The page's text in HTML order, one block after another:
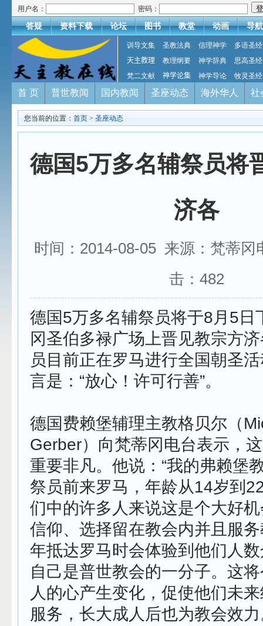
用户名： 密码：
答疑 资料下载 论坛 图书 教堂 动画 导航
训导文集 圣教法典 信理神学
多语圣经
天主教理
教理纲要 神学辞典
思高圣经
梵二文献
神学论集 神学导论 牧灵圣经
首 页 普世教闻 国内教闻 圣座动态 海外华人 社
您当前的位置： 首页 > 圣座动态
德国5万多名辅祭员将
济各
时间：2014-08-05 来源：梵蒂
击： 482
德国5万多名辅祭员将于8月5日
冈圣伯多禄广场上晋见教宗方
员目前正在罗马进行全国朝圣
言是：“放心！许可行善”。
德国费赖堡辅理主教格贝尔（
Gerber）向梵蒂冈电台表示，
重要非凡。他说：“我的弗赖堡
祭员前来罗马，年龄从14岁到
们中的许多人来说这是个大好
信仰、选择留在教会内并且服
年抵达罗马时会体验到他们人
自己是普世教会的一分子。这
人的心产生变化，促使他们未
服务，长大成人后也为教会效力